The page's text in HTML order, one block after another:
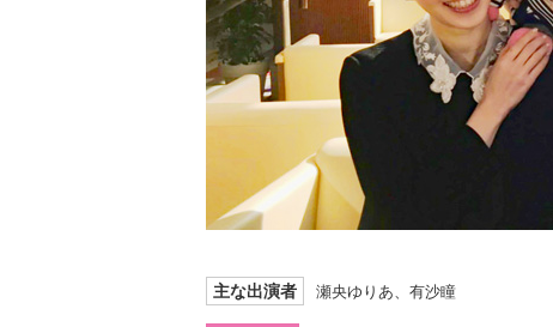
主な出演者 瀬央ゆりあ、有沙瞳